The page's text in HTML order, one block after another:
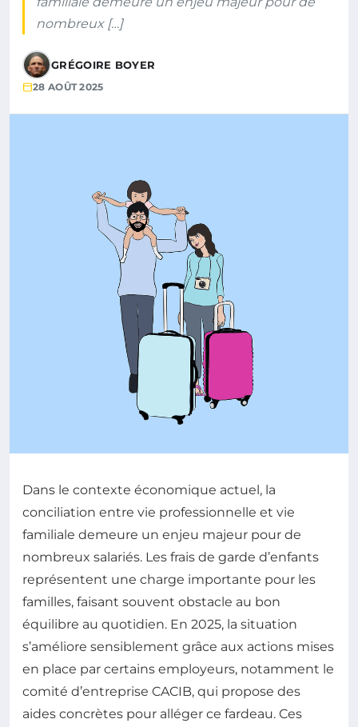
nombreux […]
GRÉGOIRE BOYER
28 AOÛT 2025
Dans le contexte économique actuel, la
conciliation entre vie professionnelle et vie
familiale demeure un enjeu majeur pour de
nombreux salariés. Les frais de garde d’enfants
représentent une charge importante pour les
familles, faisant souvent obstacle au bon
équilibre au quotidien. En 2025, la situation
s’améliore sensiblement grâce aux actions mises
en place par certains employeurs, notamment le
comité d’entreprise CACIB, qui propose des
aides concrètes pour alléger ce fardeau. Ces